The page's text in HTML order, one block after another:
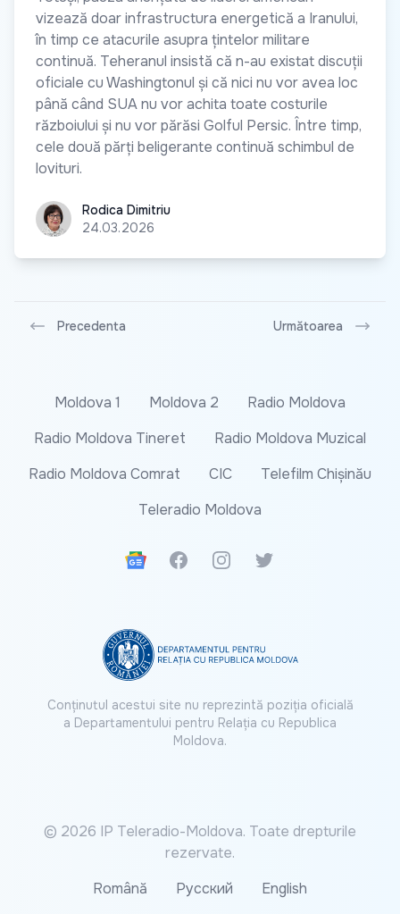
vizează doar infrastructura energetică a Iranului,
în timp ce atacurile asupra țintelor militare
continuă. Teheranul insistă că n-au existat discuții
oficiale cu Washingtonul și că nici nu vor avea loc
până când SUA nu vor achita toate costurile
războiului și nu vor părăsi Golful Persic. Între timp,
cele două părți beligerante continuă schimbul de
lovituri.
Rodica Dimitriu
Rodica Dimitriu
24.03.2026
Precedenta Următoarea
Moldova 1 Moldova 2
Radio Moldova
Radio Moldova Tineret
Radio Moldova Muzical
Radio Moldova Comrat
CIC
Telefilm Chișinău
Teleradio Moldova
Google News
FacebookInstagramTwitter
Conținutul acestui site nu reprezintă poziția oficială
a Departamentului pentru Relația cu Republica
Moldova.
© 2026 IP Teleradio-Moldova. Toate drepturile
rezervate.
Română
Русский English